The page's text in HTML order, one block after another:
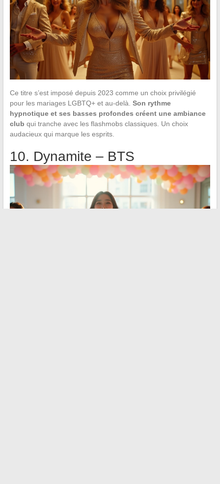
Ce titre s’est imposé depuis 2023 comme un choix privilégié
pour les mariages LGBTQ+ et au-delà. Son rythme
hypnotique et ses basses profondes créent une ambiance
club qui tranche avec les flashmobs classiques. Un choix
audacieux qui marque les esprits.
10. Dynamite – BTS